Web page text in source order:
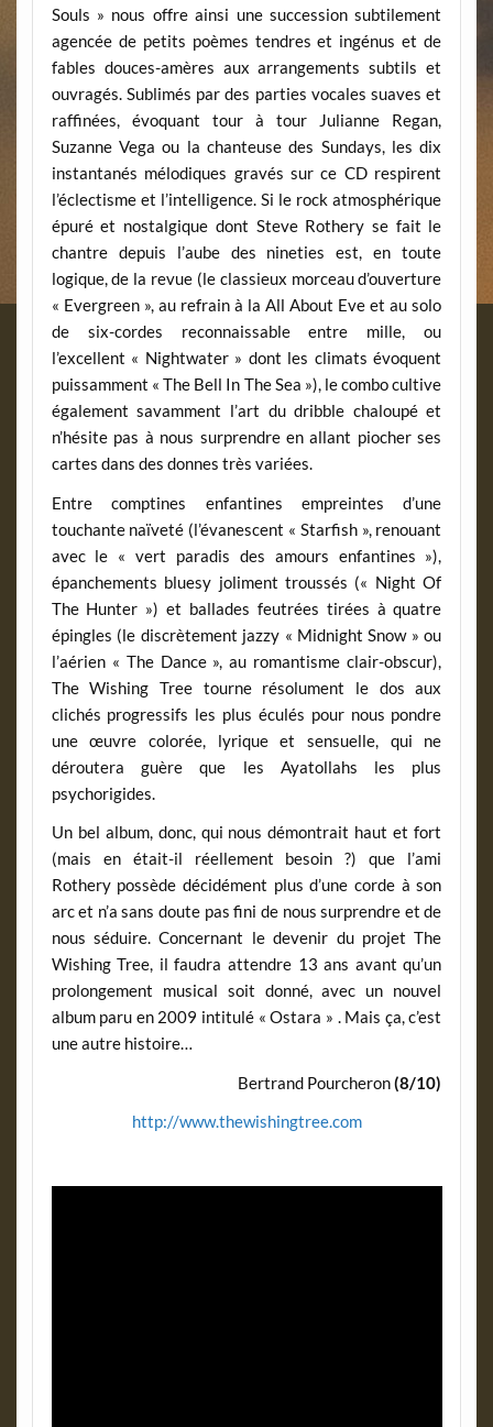
Souls » nous offre ainsi une succession subtilement
agencée de petits poèmes tendres et ingénus et de
fables douces-amères aux arrangements subtils et
ouvragés. Sublimés par des parties vocales suaves et
raffinées, évoquant tour à tour Julianne Regan,
Suzanne Vega ou la chanteuse des Sundays, les dix
instantanés mélodiques gravés sur ce CD respirent
l’éclectisme et l’intelligence. Si le rock atmosphérique
épuré et nostalgique dont Steve Rothery se fait le
chantre depuis l’aube des nineties est, en toute
logique, de la revue (le classieux morceau d’ouverture
« Evergreen », au refrain à la All About Eve et au solo
de six-cordes reconnaissable entre mille, ou
l’excellent « Nightwater » dont les climats évoquent
puissamment « The Bell In The Sea »), le combo cultive
également savamment l’art du dribble chaloupé et
n’hésite pas à nous surprendre en allant piocher ses
cartes dans des donnes très variées.
Entre comptines enfantines empreintes d’une
touchante naïveté (l’évanescent « Starfish », renouant
avec le « vert paradis des amours enfantines »),
épanchements bluesy joliment troussés (« Night Of
The Hunter ») et ballades feutrées tirées à quatre
épingles (le discrètement jazzy « Midnight Snow » ou
l’aérien « The Dance », au romantisme clair-obscur),
The Wishing Tree tourne résolument le dos aux
clichés progressifs les plus éculés pour nous pondre
une œuvre colorée, lyrique et sensuelle, qui ne
déroutera guère que les Ayatollahs les plus
psychorigides.
Un bel album, donc, qui nous démontrait haut et fort
(mais en était-il réellement besoin ?) que l’ami
Rothery possède décidément plus d’une corde à son
arc et n’a sans doute pas fini de nous surprendre et de
nous séduire. Concernant le devenir du projet The
Wishing Tree, il faudra attendre 13 ans avant qu’un
prolongement musical soit donné, avec un nouvel
album paru en 2009 intitulé « Ostara » . Mais ça, c’est
une autre histoire…
Bertrand Pourcheron(8/10)
http://www.thewishingtree.com